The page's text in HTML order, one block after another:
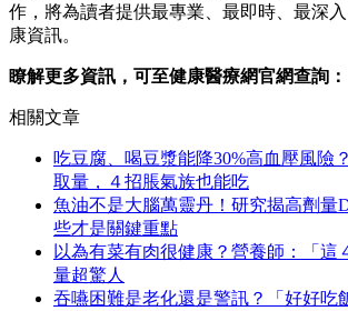
作，將為讀者提供最專業、最即時、最深
康資訊。
瞭解更多資訊，可至健康醫療網官網查詢：
相關文章
吃豆腐、喝豆漿能降30%高血壓風險
取量，４招脹氣族也能吃
魚油不是大腦萬靈丹！研究揭高劑量
些才是關鍵重點
以為有菜有肉很健康？營養師：「這
量超驚人
吞嚥困難是老化還是警訊？「好好吃